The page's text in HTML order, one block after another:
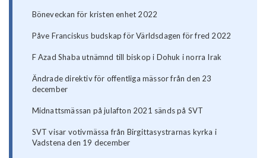
Böneveckan för kristen enhet 2022
Påve Franciskus budskap för Världsdagen för fred 2022
F Azad Shaba utnämnd till biskop i Dohuk i norra Irak
Ändrade direktiv för offentliga mässor från den 23
december
Midnattsmässan på julafton 2021 sänds på SVT
SVT visar votivmässa från Birgittasystrarnas kyrka i
Vadstena den 19 december